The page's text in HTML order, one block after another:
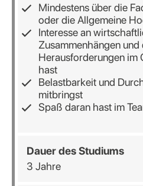
Mindestens über die
oder die Allgemeine
Interesse an
Zusammenhängen und
Herausforderungen im
hast
Belastbarkeit und
mitbringst
Spaß daran hast im
DauerdesStudiums
3 Jahre